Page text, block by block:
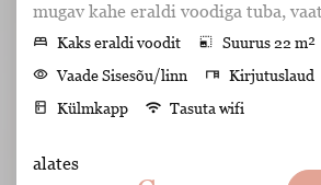
mugav kahe eraldi voodiga tuba,
kesklinnale või vaiksesse sisehoovi.
bed Kaks eraldi voodit photo_size_select_small Suurus 22 m²
visibility Vaade Sisesõu/linn desk Kirjutuslaud
kitchen Külmkapp wifi Tasuta wifi
smoke_free Suitsetamine keelatud
alates